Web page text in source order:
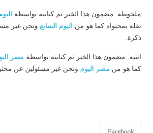
ملحوظة: مضمون هذا الخبر تم كتابته بواسطة
نقله بمحتواه كما هو من
اليوم السابع ونحن غير
ذكرة.
انتبه: مضمون هذا الخبر تم كتابته بواسطة مصر
كما هو من مصر اليوم ونحن غير مسئولين عن